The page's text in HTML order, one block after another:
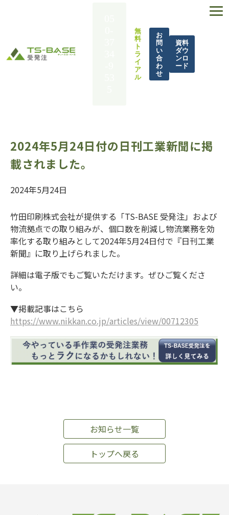
無
料
ト
ラ
イ
ア
ル
お
問
い
合
わ
せ
資料
ダウ
ンロ
ード
導入事例
お役立ち資料
お知らせ
2024年5月24日付の日刊工業新聞に掲
載されました。
2024年5月24日
竹田印刷株式会社が提供する「TS-BASE 受発注」および
物流拠点での取り組みが、個口数を削減し物流業務を効
率化する取り組みとして2024年5月24日付で『日刊工業
新聞』に取り上げられました。
詳細は電子版でもご覧いただけます。ぜひご覧くださ
い。
▼掲載記事はこちら
https://www.nikkan.co.jp/articles/view/00712305
お知らせ一覧
トップへ戻る